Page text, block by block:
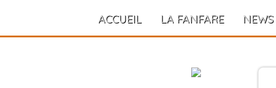
ACCUEIL LA FANFARE NEWS